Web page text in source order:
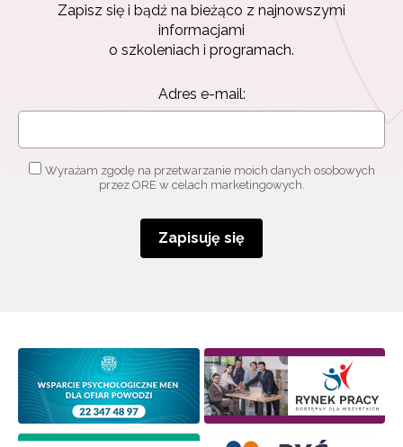
Zapisz się i bądź na bieżąco z najnowszymi
informacjami
o szkoleniach i programach.
Adres e-mail:
Wyrażam zgodę na przetwarzanie moich danych osobowych
przez ORE w celach marketingowych.
Zapisuję się
Newsletter ORE
Zapisz się i bądź na bieżąco z najnowszymi
o szkoleniach i programach.
Wyrażam zgodę na przetwarzanie moich danych
Zapisuję się